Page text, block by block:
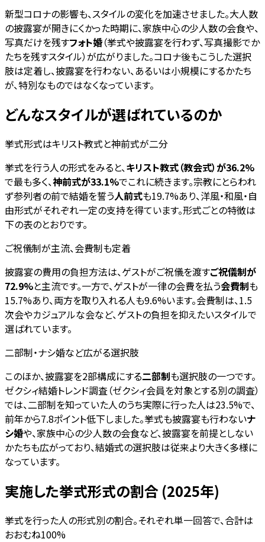
新型コロナの影響も、スタイルの変化を加速させました。大人数
の披露宴が開きにくかった時期に、家族中心の少人数の会食や、
写真だけを残すフォト婚（挙式や披露宴を行わず、写真撮影でか
たちを残すスタイル）が広がりました。コロナ後もこうした選択
肢は定着し、披露宴を行わない、あるいは小規模にするかたち
が、特別なものではなくなっています。
どんなスタイルが選ばれているのか
挙式形式はキリスト教式と神前式が二分
挙式を行う人の形式をみると、キリスト教式（教会式）が36.2%
で最も多く、神前式が33.1%でこれに続きます。宗教にとらわれ
ず参列者の前で結婚を誓う人前式も19.7%あり、洋風・和風・自
由形式がそれぞれ一定の支持を得ています。形式ごとの特徴は
下の表のとおりです。
ご祝儀制が主流、会費制も定着
披露宴の費用の負担方法は、ゲストがご祝儀を渡すご祝儀制が
72.9%と主流です。一方で、ゲストが一律の会費を払う会費制も
15.7%あり、両方を取り入れる人も9.6%います。会費制は、1.5
次会やカジュアルな会など、ゲストの負担を抑えたいスタイルで
選ばれています。
二部制・ナシ婚など広がる選択肢
このほか、披露宴を2部構成にする二部制も選択肢の一つです。
ゼクシィ結婚トレンド調査（ゼクシィ会員を対象とする別の調査）
では、二部制を知っていた人のうち実際に行った人は23.5%で、
前年から7.8ポイント低下しました。挙式も披露宴も行わないナ
シ婚や、家族中心の少人数の会食など、披露宴を前提としない
かたちも広がっており、結婚式の選択肢は従来より大きく多様に
なっています。
実施した挙式形式の割合 (2025年)
挙式を行った人の形式別の割合。それぞれ単一回答で、合計は
おおむね100%